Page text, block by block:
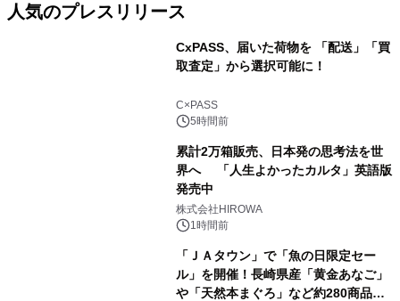
人気のプレスリリース
CxPASS、届いた荷物を 「配送」「買
取査定」から選択可能に！
C×PASS
5時間前
累計2万箱販売、日本発の思考法を世
界へ 「人生よかったカルタ」英語版
発売中
株式会社HIROWA
1時間前
「ＪＡタウン」で「魚の日限定セー
ル」を開催！長崎県産「黄金あなご」
や「天然本まぐろ」など約280商品を